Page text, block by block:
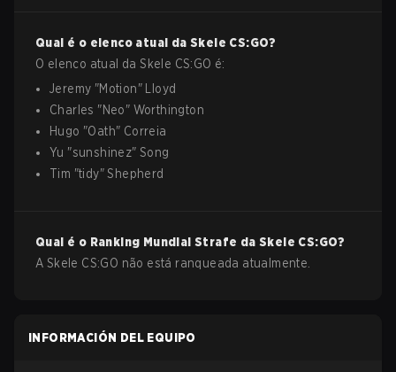
Qual é o elenco atual da Skele CS:GO?
O elenco atual daSkele CS:GO é:
Jeremy "Motion"
Lloyd
Charles "Neo" Worthington
Hugo "Oath" Correia
Yu "sunshinez"Song
Tim "tidy"Shepherd
Qual é o Ranking Mundial Strafe da Skele CS:GO?
A Skele CS:GO não está ranqueada atualmente.
INFORMACIÓN DEL EQUIPO